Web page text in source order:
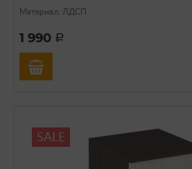
Материал: ЛДСП
1 990 a
SALE